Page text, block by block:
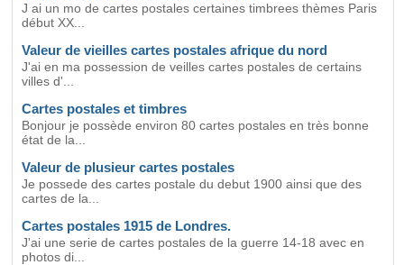
J ai un mo de cartes postales certaines timbrees thèmes Paris
début XX...
Valeur de vieilles cartes postales afrique du nord
J'ai en ma possession de veilles cartes postales de certains
villes d'...
Cartes postales et timbres
Bonjour je possède environ 80 cartes postales en très bonne
état de la...
Valeur de plusieur cartes postales
Je possede des cartes postale du debut 1900 ainsi que des
cartes de la...
Cartes postales 1915 de Londres.
J'ai une serie de cartes postales de la guerre 14-18 avec en
photos di...